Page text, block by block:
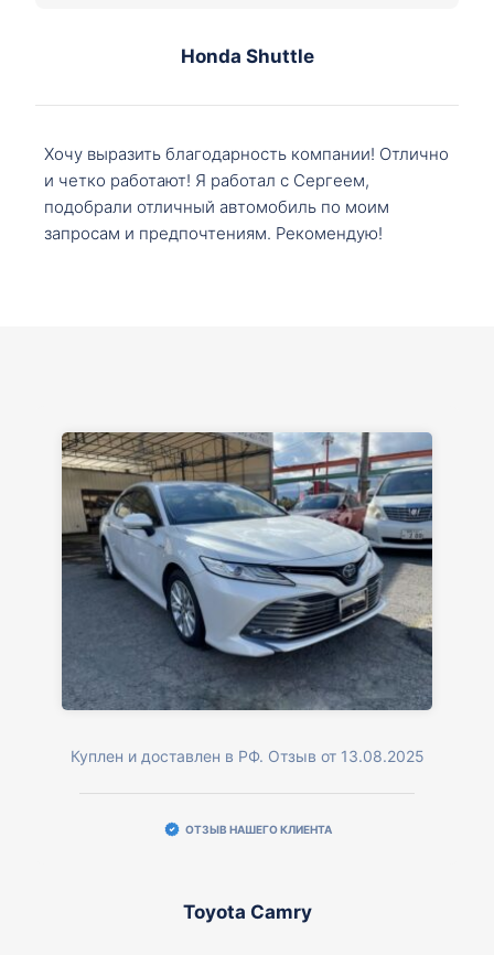
Honda Shuttle
Хочу выразить благодарность компании! Отлично
и четко работают! Я работал с Сергеем,
подобрали отличный автомобиль по моим
запросам и предпочтениям. Рекомендую!
Куплен и доставлен в РФ. Отзыв от 13.08.2025
ОТЗЫВ НАШЕГО КЛИЕНТА
Toyota Camry